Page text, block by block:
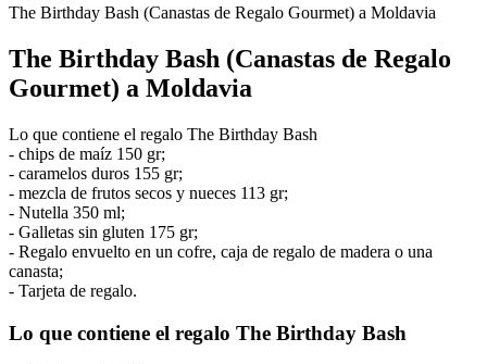
The Birthday Bash (Canastas de Regalo Gourmet) a Moldavia
The Birthday Bash (Canastas de Regalo
Gourmet) a Moldavia
Lo que contiene el regalo The Birthday Bash
- chips de maíz 150 gr;
- caramelos duros 155 gr;
- mezcla de frutos secos y nueces 113 gr;
- Nutella 350 ml;
- Galletas sin gluten 175 gr;
- Regalo envuelto en un cofre, caja de regalo de madera o una
canasta;
- Tarjeta de regalo.
Lo que contiene el regalo The Birthday Bash